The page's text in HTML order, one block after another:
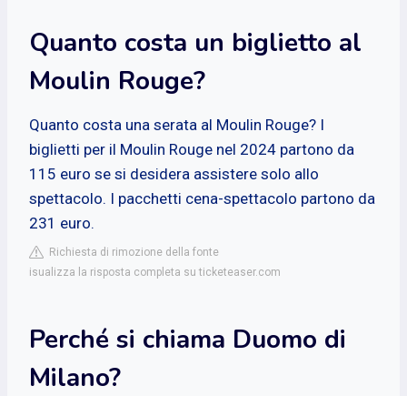
Quanto costa un biglietto al
Moulin Rouge?
Quanto costa una serata al Moulin Rouge? I
biglietti per il Moulin Rouge nel 2024 partono da
115 euro se si desidera assistere solo allo
spettacolo. I pacchetti cena-spettacolo partono da
231 euro.
Richiesta di rimozione della fonte
isualizza la risposta completa su ticketeaser.com
Perché si chiama Duomo di
Milano?